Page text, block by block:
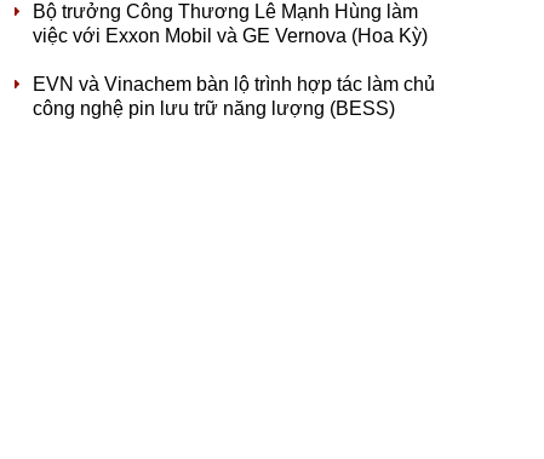
Bộ trưởng Công Thương Lê Mạnh Hùng làm
việc với Exxon Mobil và GE Vernova (Hoa Kỳ)
EVN và Vinachem bàn lộ trình hợp tác làm chủ
công nghệ pin lưu trữ năng lượng (BESS)